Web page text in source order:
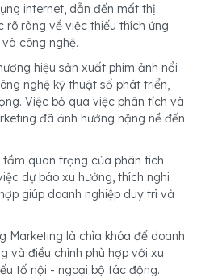
internet, dẫn đến mất thị
rõ ràng về việc thiếu thích ứng
công nghệ.
hiệu sản xuất phim ảnh nổi
nghệ kỹ thuật số phát triển,
Việc bỏ qua việc phân tích và
đã ảnh hưởng nặng nề đến
quan trọng của phân tích
dự báo xu hướng, thích nghi
giúp doanh nghiệp duy trì và
Marketing là chìa khóa để doanh
và điều chỉnh phù hợp với xu
tố nội - ngoại bộ tác động.